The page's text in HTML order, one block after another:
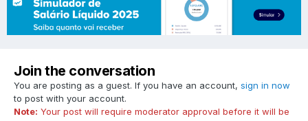
Join the conversation
You are posting as a guest. If you have an account, sign in now
to post with your account.
Note: Your post will require moderator approval before it will be